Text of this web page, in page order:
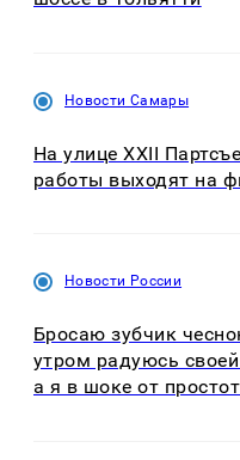
Новости Самары
На улице XXII
работы выходят на
Новости России
Бросаю зубчик
утром радуюсь
а я в шоке от